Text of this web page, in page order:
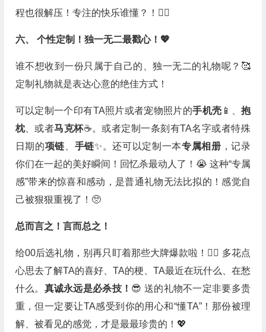
程也很解压！专注的快乐谁懂？！🙋‍♀️
六、 个性定制！独一无二最戳心！💖
谁不想收到一份只属于自己的、独一无二的礼物呢？🥰
定制礼物就是表达心意的绝佳方式！
可以定制一个印有TA照片或者宠物照片的手机壳 📱、 抱
枕、或者马克杯☕️。或者定制一条刻有TA名字或者特殊
日期的项链 手链✨。还可以定制一本专属相册 ，记录
你们在一起的美好瞬间！回忆杀最动人了！😭 这种“专属
感”带来的惊喜和感动，是普通礼物无法比拟的！感觉自
己被狠狠重视了！🥺
总而言之！言而总之！
给00后选礼物，别再只盯着那些大牌爆款啦！🙅‍♀️ 多花点
心思去了解TA的喜好、TA的梗、TA最近在玩什么、在愁
什么。 真诚永远是必杀技！ 😎 送的礼物不一定非要多贵
重，但一定要让TA感受到你的用心和“懂TA”！那份被理
解、被看见的感觉，才是最最珍贵的！💖